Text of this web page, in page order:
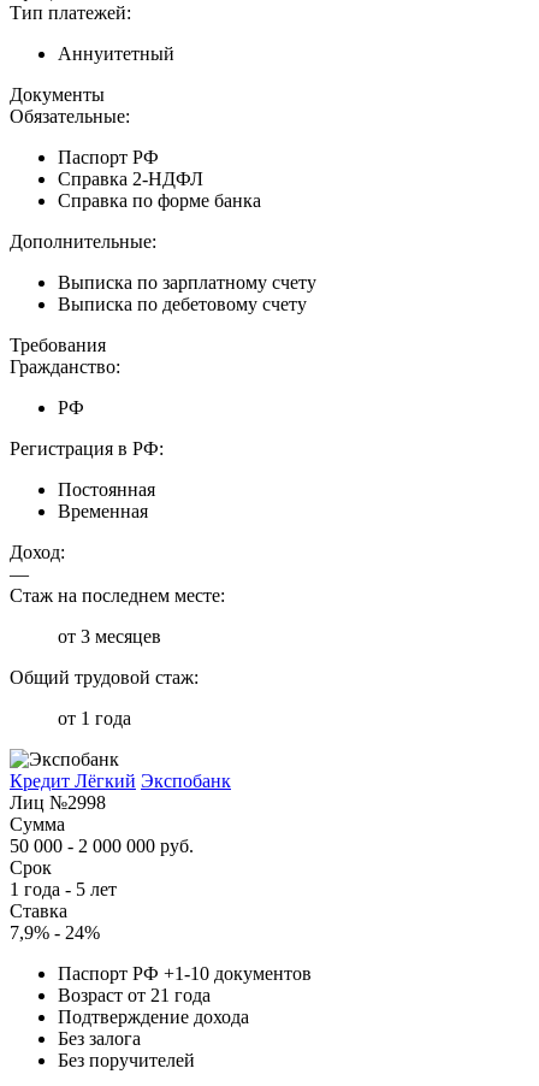
Тип платежей:
Аннуитетный
Документы
Обязательные:
Паспорт РФ
Справка 2-НДФЛ
Справка по форме банка
Дополнительные:
Выписка по зарплатному счету
Выписка по дебетовому счету
Требования
Гражданство:
РФ
Регистрация в РФ:
Постоянная
Временная
Доход:
—
Стаж на последнем месте:
от 3 месяцев
Общий трудовой стаж:
от 1 года
Кредит Лёгкий Экспобанк
Лиц №2998
Сумма
50 000 - 2 000 000 руб.
Срок
1 года - 5 лет
Ставка
7,9% - 24%
Паспорт РФ +1-10 документов
Возраст от 21 года
Подтверждение дохода
Без залога
Без поручителей